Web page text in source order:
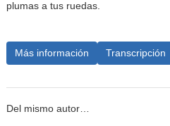
plumas a tus ruedas.
Más información Transcripción
Del mismo autor…